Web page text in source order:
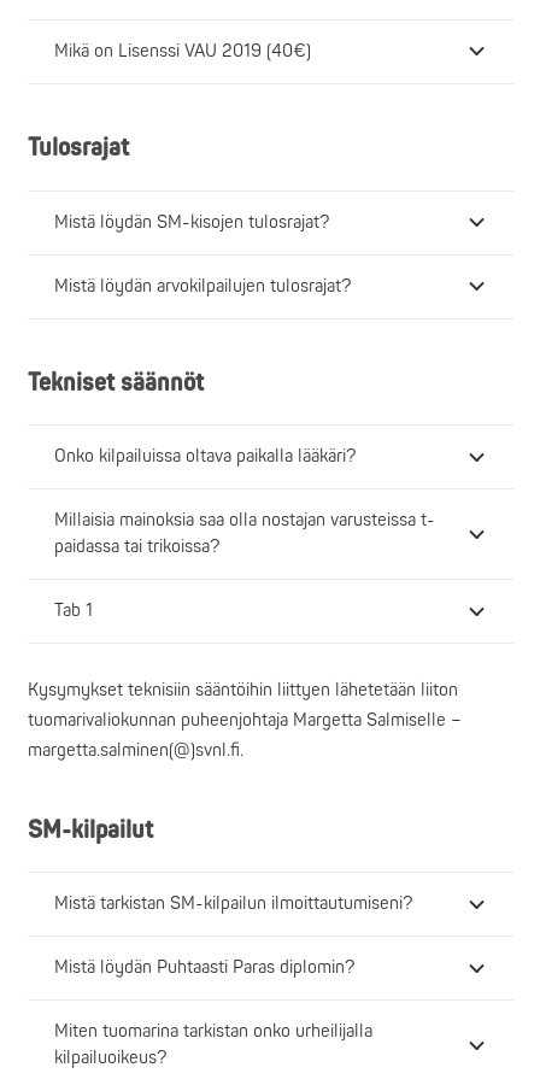
Mikä on Lisenssi VAU 2019 (40€)
Tulosrajat
Mistä löydän SM-kisojen tulosrajat?
Mistä löydän arvokilpailujen tulosrajat?
Tekniset säännöt
Onko kilpailuissa oltava paikalla lääkäri?
Millaisia mainoksia saa olla nostajan varusteissa t-
paidassa tai trikoissa?
Tab 1
Kysymykset teknisiin sääntöihin liittyen lähetetään liiton
tuomarivaliokunnan puheenjohtaja Margetta Salmiselle –
margetta.salminen(@)svnl.fi.
SM-kilpailut
Mistä tarkistan SM-kilpailun ilmoittautumiseni?
Mistä löydän Puhtaasti Paras diplomin?
Miten tuomarina tarkistan onko urheilijalla
kilpailuoikeus?